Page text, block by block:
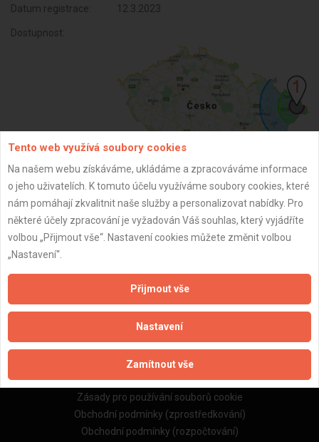
Datum registrace: 12.3.2023
Dostupnost:
ZPĚT
Naše firmy a řemeslníci
Zpracování a ochrana osobních údajů
Zásady pro používání souborů cookie
Obchodní podmínky (zprostředkování)
Obchodní podmínky (rozpočtování)
Tento web využívá soubory cookies
Na našem webu získáváme, ukládáme a zpracováváme informace
o jeho uživatelích. K tomuto účelu využíváme soubory cookies, které
nám pomáhají zkvalitnit naše služby a personalizovat nabídky. Pro
některé účely zpracování je vyžadován Váš souhlas, který vyjádříte
volbou „Přijmout vše“. Nastavení cookies můžete změnit volbou
„Nastavení“.
Přijmout vše
Nastavení
Zamítnout vše